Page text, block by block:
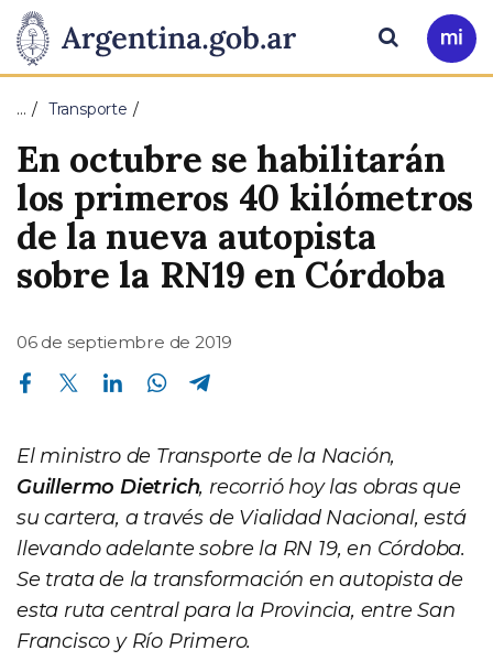
Presidencia
de
la
Nación
Pasar al contenido principal
Ir
a
Buscar
… Transporte
En octubre se habilitarán
los primeros 40 kilómetros
de la nueva autopista
sobre la RN19 en Córdoba
06 de septiembre de 2019
Compartir en Facebook Compartir en Twitter Compartir en Linkedin Compartir en Whatsapp
El ministro de Transporte de la Nación,
Guillermo Dietrich, recorrió hoy las obras que
su cartera, a través de Vialidad Nacional, está
llevando adelante sobre la RN 19, en Córdoba.
Se trata de la transformación en autopista de
esta ruta central para la Provincia, entre San
Francisco y Río Primero.